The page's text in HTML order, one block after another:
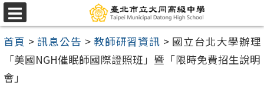
跳
至
主
內
選
單
首頁 >訊息公告 > 教師研習資訊 > 國立台北大學辦理
「美國NGH催眠師國際證照班」暨「限時免費招生說明
會」